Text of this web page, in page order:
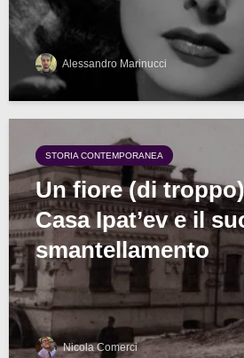
Alessandro Marinucci
STORIA CONTEMPORANEA
Un fiore (di
Casa Ipat’ev e il
smantellamento
Nicola Comerci